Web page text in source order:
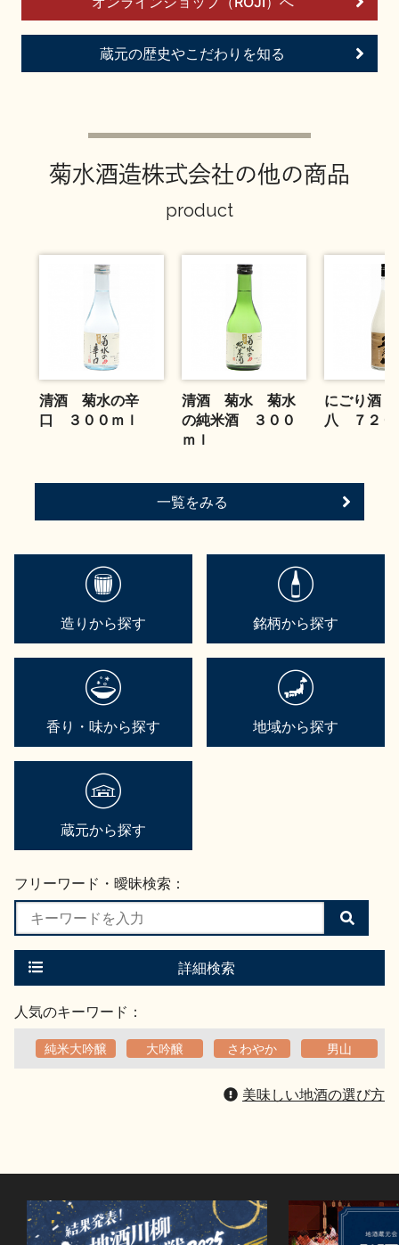
蔵元の歴史やこだわりを知る
菊水酒造株式会社の他の商品
product
清酒 菊水の辛
口 ３００ｍｌ
清酒 菊水 菊水
の純米酒 ３００
ｍｌ
にごり酒
八 ７２０
一覧をみる
造りから探す 銘柄から探す
香り・味から探す 地域から探す
蔵元から探す
フリーワード・曖昧検索：
検
索
す
詳細検索
人気のキーワード：
純米大吟醸 大吟醸 さわやか 男山
美味しい地酒の選び方